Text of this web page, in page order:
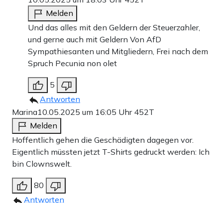
Melden
Und das alles mit den Geldern der Steuerzahler,
und gerne auch mit Geldern Von AfD
Sympathiesanten und Mitgliedern, Frei nach dem
Spruch Pecunia non olet
5
Antworten
Marina10.05.2025 um 16:05 Uhr 452T
Melden
Hoffentlich gehen die Geschädigten dagegen vor.
Eigentlich müssten jetzt T-Shirts gedruckt werden: Ich
bin Clownswelt.
80
Antworten